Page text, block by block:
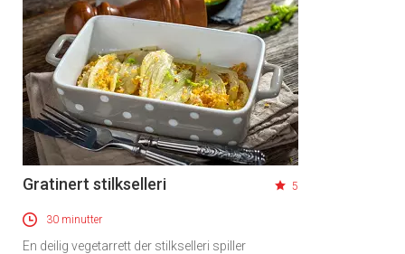
Gratinert stilkselleri 5
30 minutter
En deilig vegetarrett der stilkselleri spiller